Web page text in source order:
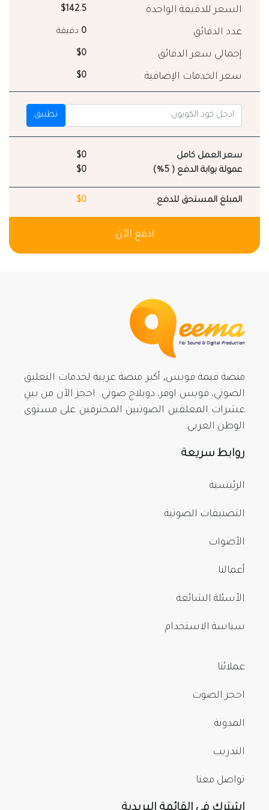
السعر للدقيقة الواحدة $142.5
عدد الدقائق 0 دقيقة
إجمالي سعر الدقائق $0
سعر الخدمات الإضافية $0
تطبيق
سعر العمل كامل
$0
عمولة بوابة الدفع ( 5%)
$0
المبلغ المستحق للدفع $0
ادفع الآن
منصة قيمة فويس, أكبر منصة عربية لخدمات التعليق
الصوتي، فويس اوفر، دوبلاج صوتي. احجز الآن من بينِ
عشرات المعلقين الصوتيين المحترفين على مستوى
الوطن العربي.
روابط سريعة
الرئيسية
التصنيفات الصوتية
الأصوات
أعمالنا
الأسئلة الشائعة
سياسة الاستخدام
عملائنا
احجز الصوت
المدونة
التدريب
تواصل معنا